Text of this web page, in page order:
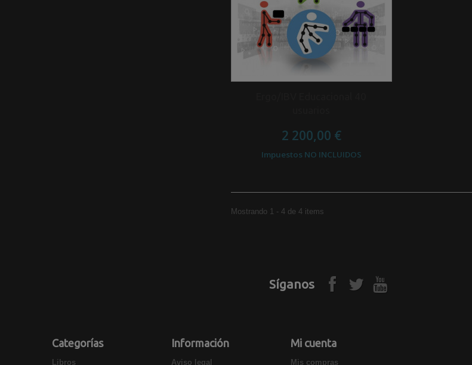
2 200,00 €
Impuestos NO INCLUIDOS
Mostrando 1 - 4 de 4 items
Síganos
Categorías
Libros
Información
Aviso legal
Mi cuenta
Mis compras